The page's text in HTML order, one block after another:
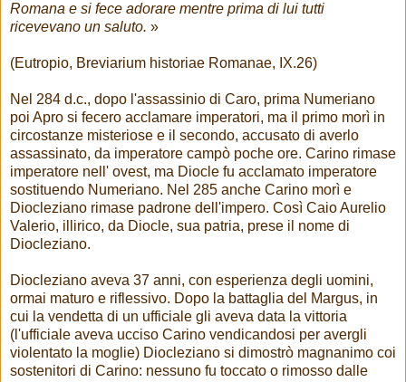
Romana e si fece adorare mentre prima di lui tutti
ricevevano un saluto. »
(Eutropio, Breviarium historiae Romanae, IX.26)
Nel 284 d.c., dopo l'assassinio di Caro, prima Numeriano
poi Apro si fecero acclamare imperatori, ma il primo morì in
circostanze misteriose e il secondo, accusato di averlo
assassinato, da imperatore campò poche ore. Carino rimase
imperatore nell' ovest, ma Diocle fu acclamato imperatore
sostituendo Numeriano. Nel 285 anche Carino morì e
Diocleziano rimase padrone dell'impero. Così Caio Aurelio
Valerio, illirico, da Diocle, sua patria, prese il nome di
Diocleziano.
Diocleziano aveva 37 anni, con esperienza degli uomini,
ormai maturo e riflessivo. Dopo la battaglia del Margus, in
cui la vendetta di un ufficiale gli aveva data la vittoria
(l'ufficiale aveva ucciso Carino vendicandosi per avergli
violentato la moglie) Diocleziano si dimostrò magnanimo coi
sostenitori di Carino: nessuno fu toccato o rimosso dalle